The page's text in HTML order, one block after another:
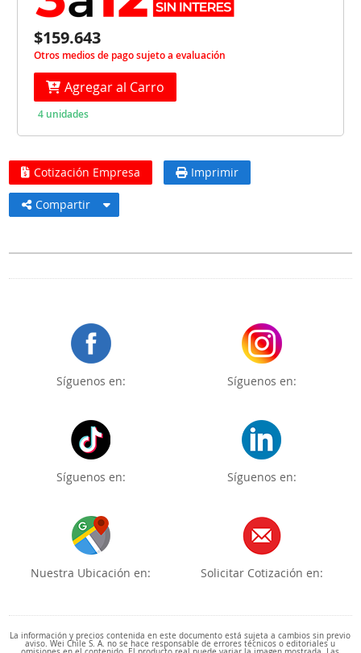
$159.643
Otros medios de pago sujeto a evaluación
Agregar al Carro
4 unidades
Cotización Empresa Imprimir
Compartir
Síguenos en: Síguenos en:
Síguenos en: Síguenos en:
Nuestra Ubicación en: Solicitar Cotización en:
La información y precios contenida en este documento está sujeta a cambios sin previo
aviso. Wei Chile S. A. no se hace responsable de errores técnicos o editoriales u